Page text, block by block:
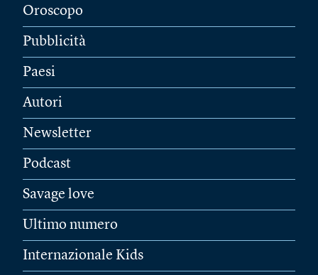
Oroscopo
Pubblicità
Paesi
Autori
Newsletter
Podcast
Savage love
Ultimo numero
Internazionale Kids